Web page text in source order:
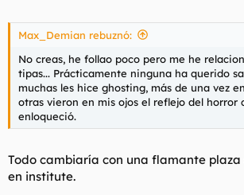
Max_Demian rebuznó:
No creas, he follao poco pero me he
tipas... Prácticamente ninguna ha querido
muchas les hice ghosting, más de una vez
otras vieron en mis ojos el reflejo del horror
enloqueció.
Todo cambiaría con una flamante
en institute.